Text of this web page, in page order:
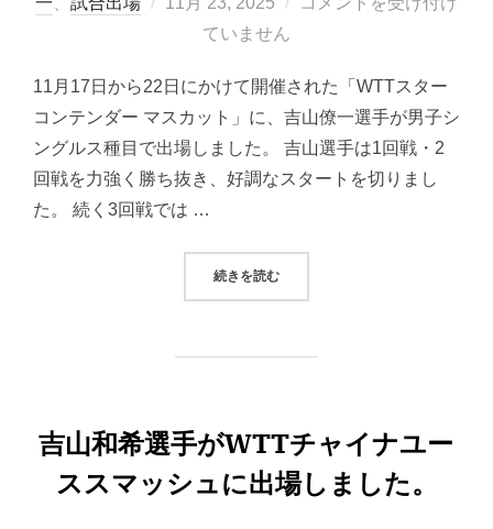
ていません
11月17日から22日にかけて開催された「WTTスター
コンテンダー マスカット」に、吉山僚一選手が男子シ
ングルス種目で出場しました。 吉山選手は1回戦・2
回戦を力強く勝ち抜き、好調なスタートを切りまし
た。 続く3回戦では …
続きを読む“吉山僚一選手2025WTTスターコ
吉山和希選手がWTTチャイナユー
ススマッシュに出場しました。